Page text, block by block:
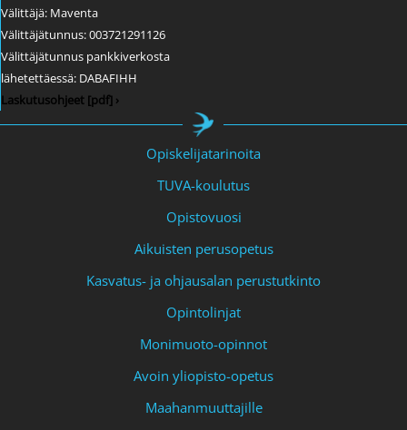
Välittäjä: Maventa
Välittäjätunnus: 003721291126
Välittäjätunnus pankkiverkosta
lähetettäessä: DABAFIHH
Laskutusohjeet [pdf] ›
Opiskelijatarinoita
TUVA-koulutus
Opistovuosi
Aikuisten perusopetus
Kasvatus- ja ohjausalan perustutkinto
Opintolinjat
Monimuoto-opinnot
Avoin yliopisto-opetus
Maahanmuuttajille